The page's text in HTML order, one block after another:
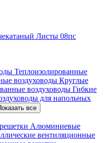
Листы 08пс
Теплоизолированные
воздуховоды Круглые
воздуховоды Гибкие
для напольных
все
Алюминиевые
вентиляционные